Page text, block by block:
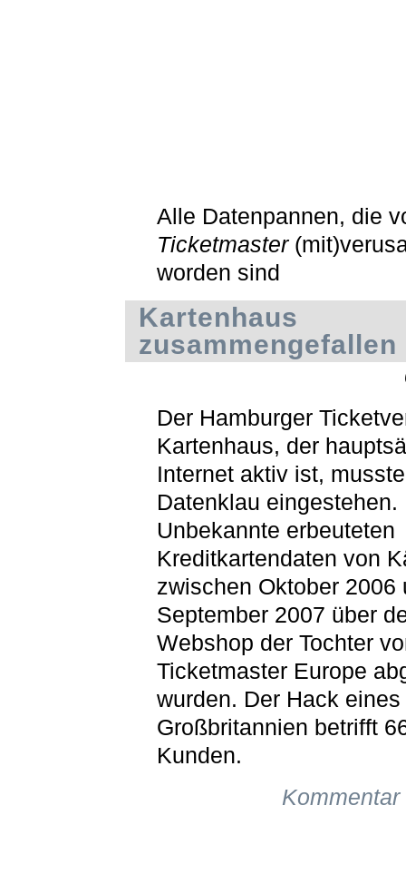
Alle Datenpannen, die
Ticketmaster
worden sind
Kartenhaus
zusammengefallen
Der Hamburger
Kartenhaus, der
Internet aktiv ist,
Datenklau eingestehen.
Unbekannte erbeuteten
Kreditkartendaten von
zwischen Oktober 2006
September 2007 über
Webshop der Tochter
Ticketmaster Europe
wurden. Der Hack
Großbritannien betrifft
Kunden.